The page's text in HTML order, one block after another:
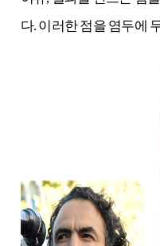
다. 이러한 점을 염두에